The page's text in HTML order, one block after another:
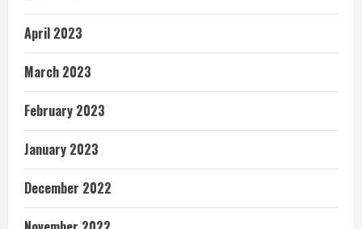
April 2023
March 2023
February 2023
January 2023
December 2022